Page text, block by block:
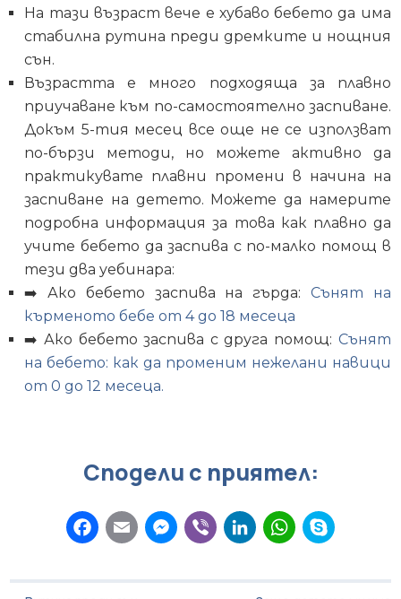
На тази възраст вече е хубаво бебето да има
стабилна рутина преди дремките и нощния
сън.
Възрастта е много подходяща за плавно
приучаване към по-самостоятелно заспиване.
Докъм 5-тия месец все още не се използват
по-бързи методи, но можете активно да
практикувате плавни промени в начина на
заспиване на детето. Можете да намерите
подробна информация за това как плавно да
учите бебето да заспива с по-малко помощ в
тези два уебинара:
➡️ Ако бебето заспива на гърда: Сънят на
кърменото бебе от 4 до 18 месеца
➡️ Ако бебето заспива с друга помощ: Сънят
на бебето: как да променим нежелани навици
от 0 до 12 месеца.
Сподели с приятел:
F
c
E
a
M
s
V
b
L
n
W
a
y